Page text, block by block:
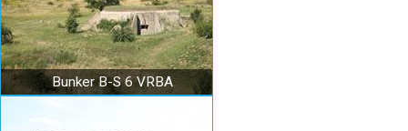
Bunker B-S 6 VRBA